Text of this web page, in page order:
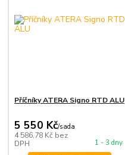
Příčníky ATERA Signo RTD ALU
5 550 Kč/sada
4 586,78 Kč bez
DPH
1 - 3 dny